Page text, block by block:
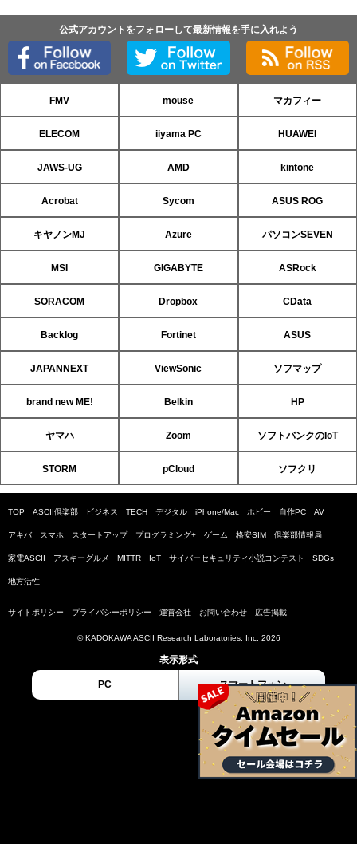
公式アカウントをフォローして最新情報を手に入れよう
FMV mouse マカフィー
ELECOM iiyama PC HUAWEI
JAWS-UG AMD kintone
Acrobat Sycom ASUS ROG
キヤノンMJ Azure パソコンSEVEN
MSI GIGABYTE ASRock
SORACOM Dropbox CData
Backlog Fortinet ASUS
JAPANNEXT ViewSonic ソフマップ
brand new ME! Belkin HP
ヤマハ Zoom ソフトバンクのIoT
STORM pCloud ソフクリ
TOP ASCII倶楽部 ビジネス TECH デジタル iPhone/Mac ホビー 自作PC AV
アキバ スマホ スタートアップ プログラミング+ ゲーム 格安SIM 倶楽部情報局
家電ASCII アスキーグルメ MITTR IoT サイバーセキュリティ小説コンテスト SDGs
地方活性
サイトポリシー プライバシーポリシー 運営会社 お問い合わせ 広告掲載
© KADOKAWA ASCII Research Laboratories, Inc. 2026
表示形式
PC スマートフォン